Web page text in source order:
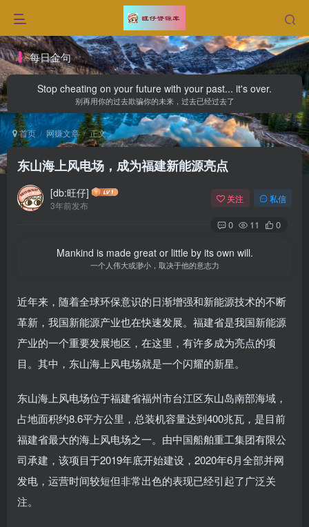
每日金句
Stop cheating on your future with your past... it's over.
别再用你的过去欺骗你的未来，过去已经过去了
首页 网赚文章 正文
东山海上风电场，成为福建新能源亮点
[db:旺仔]
3年前发布
关注 私信
0 11 0
Mankind is made great or little by its own will.
一个人伟大或渺小，取决于他的意志力
近年来，随着全球环保意识的日渐增强和新能源技术的不断
革新，我国新能源产业也在快速发展。福建省是我国新能源
产业的一个重要发展地区，在这里，有许多成为亮点的项
目。其中，东山海上风电场就是一个闪耀的新星。
东山海上风电场位于福建省福州市台江区东山岛南部海域，
占地面积约8.6平方公里，总装机容量达到400兆瓦，是目前
福建省最大的海上风电场之一。由中国船舶重工集团有限公
司承建，该项目于2019年底开始建设，2020年6月全部并网
发电，运营时间较短但非常出色的表现已经引起了广泛关
注。